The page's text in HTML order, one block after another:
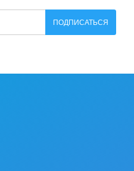
ПОДПИСАТЬСЯ